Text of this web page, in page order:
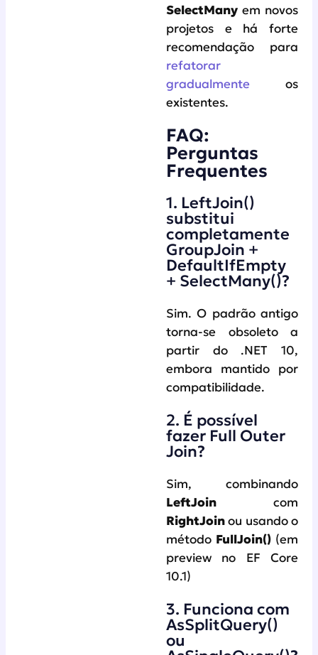
SelectMany em novos
projetos e há forte
recomendação para
refatorar
gradualmente os
existentes.
FAQ:
Perguntas
Frequentes
1. LeftJoin()
substitui
completamente
GroupJoin +
DefaultIfEmpty
+ SelectMany()?
Sim. O padrão antigo
torna-se obsoleto a
partir do .NET 10,
embora mantido por
compatibilidade.
2. É possível
fazer Full Outer
Join?
Sim, combinando
LeftJoin com
RightJoinou usando o
método FullJoin() (em
preview no EF Core
10.1)
3. Funciona com
AsSplitQuery()
ou